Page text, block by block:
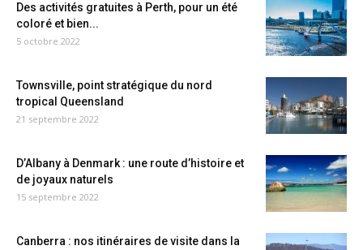
Des activités gratuites à Perth, pour un été
coloré et bien...
5 octobre 2022
Townsville, point stratégique du nord
tropical Queensland
21 septembre 2022
D’Albany à Denmark : une route d’histoire et
de joyaux naturels
15 septembre 2022
Canberra : nos itinéraires de visite dans la